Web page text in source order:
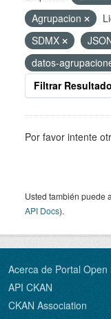
Agrupacion
SDMX
datos-
Filtrar
Por favor intente
Usted también puede
API Docs).
Acerca de Portal Open
API CKAN
CKAN Association